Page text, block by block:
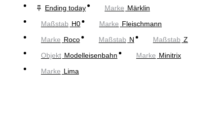
Ending today
Marke Märklin
Maßstab H0 Marke Fleischmann
Marke Roco Maßstab N Maßstab Z
Objekt Modelleisenbahn Marke Minitrix
Marke Lima